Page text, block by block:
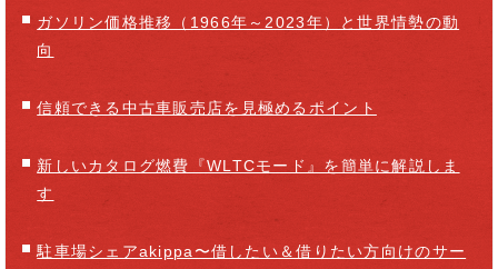
ガソリン価格推移（1966年～2023年）と世界情勢の動
向
信頼できる中古車販売店を見極めるポイント
新しいカタログ燃費『WLTCモード』を簡単に解説しま
す
駐車場シェアakippa〜借したい＆借りたい方向けのサー